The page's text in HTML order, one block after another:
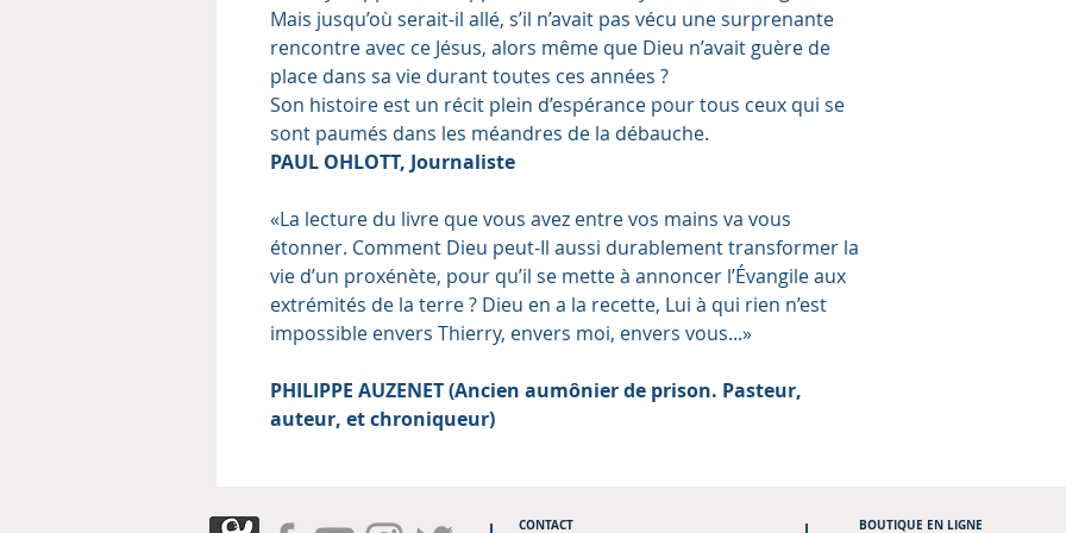
Mais jusqu’où serait-il allé, s’il n’avait pas vécu une surprenante
rencontre avec ce Jésus, alors même que Dieu n’avait guère de
place dans sa vie durant toutes ces années ?
Son histoire est un récit plein d’espérance pour tous ceux qui se
sont paumés dans les méandres de la débauche.
PAUL OHLOTT, Journaliste
«La lecture du livre que vous avez entre vos mains va vous
étonner. Comment Dieu peut-Il aussi durablement transformer la
vie d’un proxénète, pour qu’il se mette à annoncer l’Évangile aux
extrémités de la terre ? Dieu en a la recette, Lui à qui rien n’est
impossible envers Thierry, envers moi, envers vous...»
PHILIPPE AUZENET (Ancien aumônier de prison. Pasteur,
auteur, et chroniqueur)
CONTACT BOUTIQUE EN LIGNE